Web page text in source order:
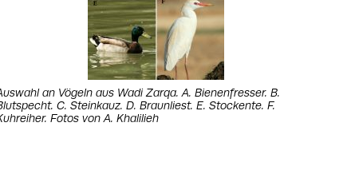
an Vögeln aus Wadi Zarqa. A. Bienenfresser. B.
C. Steinkauz. D. Braunliest. E. Stockente. F.
Fotos von A. Khalilieh